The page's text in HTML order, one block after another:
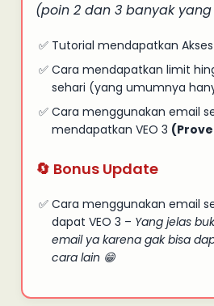
(poin 2 dan 3 banyak
Tutorial mendapatkan Akses
Cara mendapatkan limit
sehari (yang umumnya
Cara menggunakan email
mendapatkan VEO 3
🔄 Bonus Update
Cara menggunakan email
dapat VEO 3 – Yang jelas
email ya karena gak bisa
cara lain 😁